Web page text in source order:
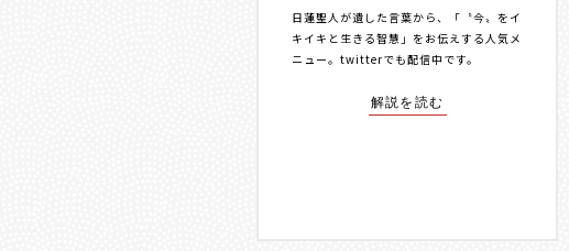
日蓮聖人が遺した言葉から、「〝今〟をイ
キイキと生きる智慧」をお伝えする人気メ
ニュー。 twitterでも配信中です。
解説を読む